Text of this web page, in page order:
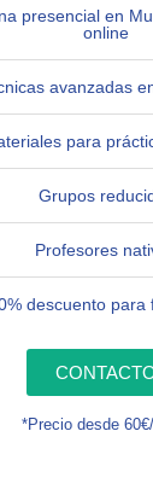
presencial en
online
avanzadas
para
Grupos
Profesores
descuento para
*Precio desde